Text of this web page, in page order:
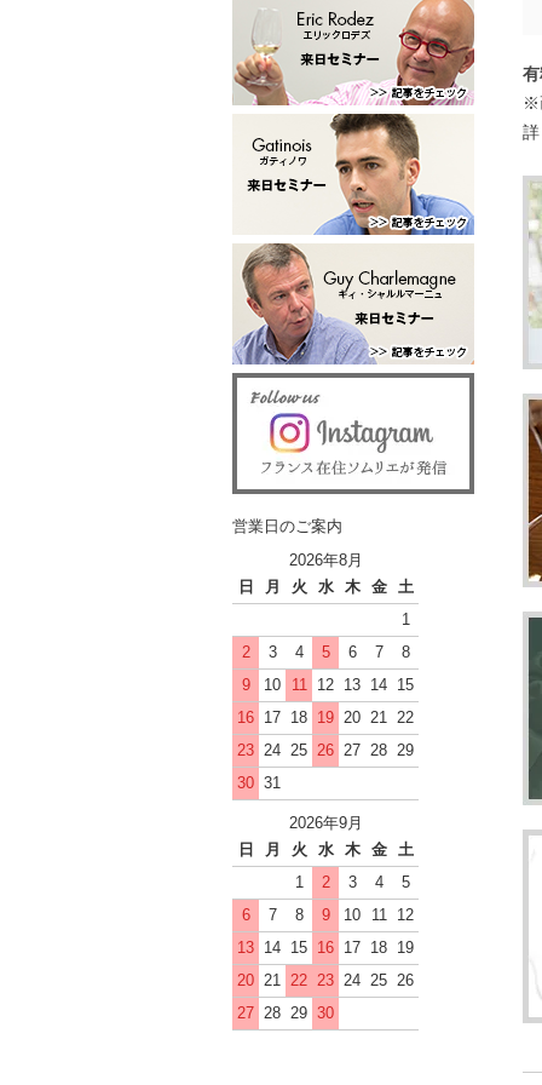
※
営業日のご案内
2026年8月
日
月 火 水 木 金
土
1
2
3 4 5 6 7
8
9
10 11 12 13 14 15
16 17 18 19 20 21 22
23 24 25 26 27 28 29
30 31
2026年9月
日
月 火 水 木 金
土
1
2 3 4
5
6
7 8 9 10 11
12
13 14 15 16 17 18 19
20 21 22 23 24 25 26
27 28 29 30